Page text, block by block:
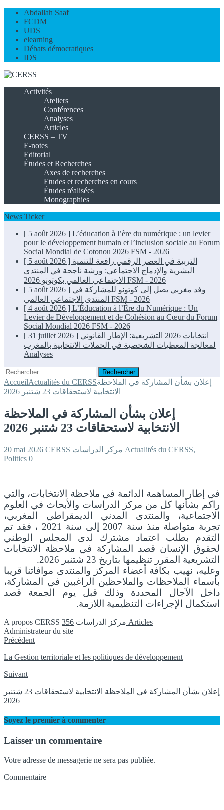
Abdallah Saaf
FCDM
UDS
elearning
Débats démocratiques
IDS
Activités
Ateliers
Conférences
Analyses
Articles
CERSS – TV
E-notes
Editorial
Études et Recherches
Axes de recherches
Etudes et recherches en cours
Études réalisées
Monographies
News Ticker
[ 5 août 2026 ] L’éducation à l’ère du numérique : un levier
pour le développement humain et l’inclusion sociale au Forum
Social Mondial de Cotonou 2026 FSM - 2026
[ 5 août 2026 ] التربية في العصر الرقمي رافعة للتنمية
البشرية والإدماج الاجتماعي: ورشة ناجحة في المنتدى
FSM - 2026
[ 5 août 2026 ] وفد مغربي يصل إلى كوتونو للمشاركة في
FSM - 2026
[ 4 août 2026 ] L’Éducation à l’Ère du Numérique : Un
Levier de Développement et de Cohésion au Cœur du Forum
Social Mondial 2026 FSM - 2026
[ 31 juillet 2026 ] انتخابات 2026 التشريعية: الإطار القانوني
لمعالجة المعطيات الشخصية في الحملات الانتخابية بالمغرب
Analyses
Rechercher :
AccueilActualités du CERSSإعلان بشأن المشاركة في الملاحظة
الانتخابية لاستحقاقات 23 شتنبر 2026
إعلان بشأن المشاركة في الملاحظة
الانتخابية لاستحقاقات 23 شتنبر 2026
20 mai 2026 CERSS مركز الدراسات Actualités du CERSS,
Politics 0
في إطار المساهمة الدائمة في ملاحظة الانتخابات، والتي
راكم بشأنها كل من مركز الدراسات والأبحاث في العلوم
الاجتماعية، والمنتدى المدني الديمقراطي المغربي،
تجربة متواصلة منذ سنة 2007 إلى سنة 2021 ، فقد تم
التقدم بطلب اعتماد مشترك لدى المجلس الوطني
لحقوق الإنسان قصد المشاركة في ملاحظة الانتخابات
التشريعية المقرر تنظيمها بتاريخ 23 شتنبر 2026.
وعليه، نهيب بكافة أعضاء المركز والمنتدى موافاتنا قريبا
بأسماء الملاحظات والملاحظين الراغبين في المشاركة،
داخل الآجال المحددة وذلك قبل يوم الجمعة قصد
استكمال الإجراءات التنظيمية اللازمة.
A propos CERSS مركز الدراسات 356 Articles
Administrateur du site
Instagram
Précédent
La Gestion territoriale et les politiques de développement
Suivant
إعلان بشأن المشاركة في الملاحظة الانتخابية لاستحقاقات 23 شتنبر
2026
Soyez le premier à commenter
Laisser un commentaire
Votre adresse de messagerie ne sera pas publiée.
Commentaire